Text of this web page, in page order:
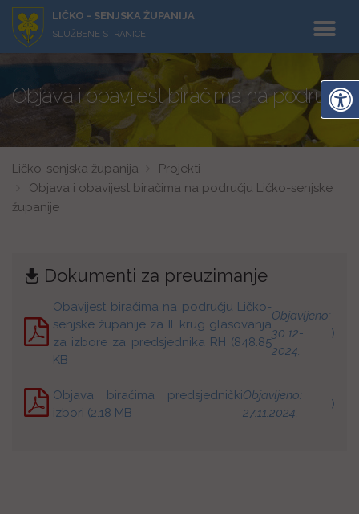
LIČKO - SENJSKA ŽUPANIJA
SLUŽBENE STRANICE
Objava i obavijest biračima na području
Ličko-senjska županija
Projekti
Objava i obavijest biračima na području Ličko-senjske
županije
Dokumenti za preuzimanje
Obavijest biračima na području Ličko-
senjske županije za II. krug glasovanja
za izbore za predsjednika RH (848.85
KB
Objavljeno:
30.12-
2024.
)
Objava biračima predsjednički
izbori (2.18 MB
Objavljeno:
27.11.2024.
)